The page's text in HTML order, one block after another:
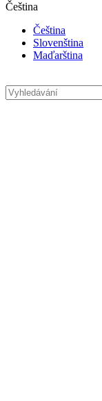
Čeština
Čeština
Slovenština
Maďarština